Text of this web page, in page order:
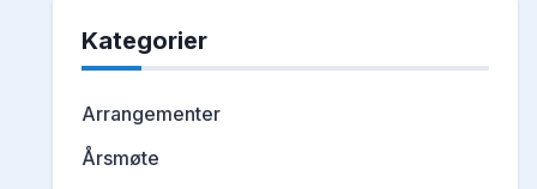
Kategorier
Arrangementer
Årsmøte